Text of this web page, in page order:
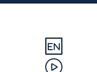
Sprache
Mediathek